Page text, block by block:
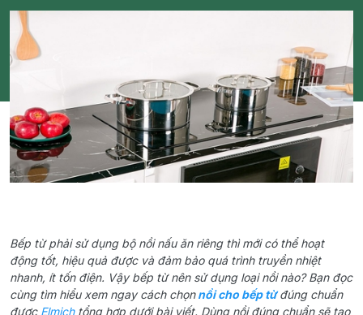
Bếp từ phải sử dụng bộ nồi nấu ăn riêng thì mới có thể hoạt
động tốt, hiệu quả được và đảm bảo quá trình truyền nhiệt
nhanh, ít tốn điện. Vậy bếp từ nên sử dụng loại nồi nào? Bạn đọc
cùng tìm hiểu xem ngay cách chọnnồi cho bếp từđúng chuẩn
được Elmichtổng hợp dưới bài viết. Dùng nồi đúng chuẩn sẽ tạo